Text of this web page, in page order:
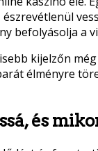
befolyásolja a
kijelzőn
élményre
és